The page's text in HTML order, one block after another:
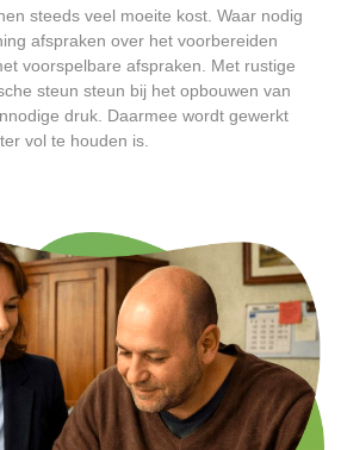
steeds veel moeite kost. Waar nodig
afspraken over het voorbereiden
voorspelbare afspraken. Met rustige
steun steun bij het opbouwen van
druk. Daarmee wordt gewerkt
vol te houden is.